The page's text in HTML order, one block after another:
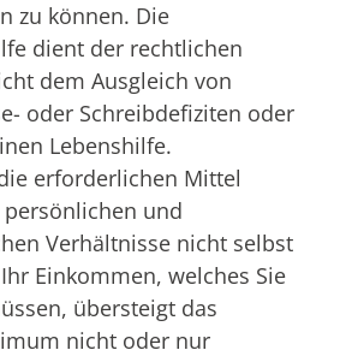
zu können. Die
dient der rechtlichen
dem Ausgleich von
oder Schreibdefiziten oder
Lebenshilfe.
erforderlichen Mittel
und
Verhältnisse nicht selbst
Ihr Einkommen, welches Sie
übersteigt das
nicht oder nur